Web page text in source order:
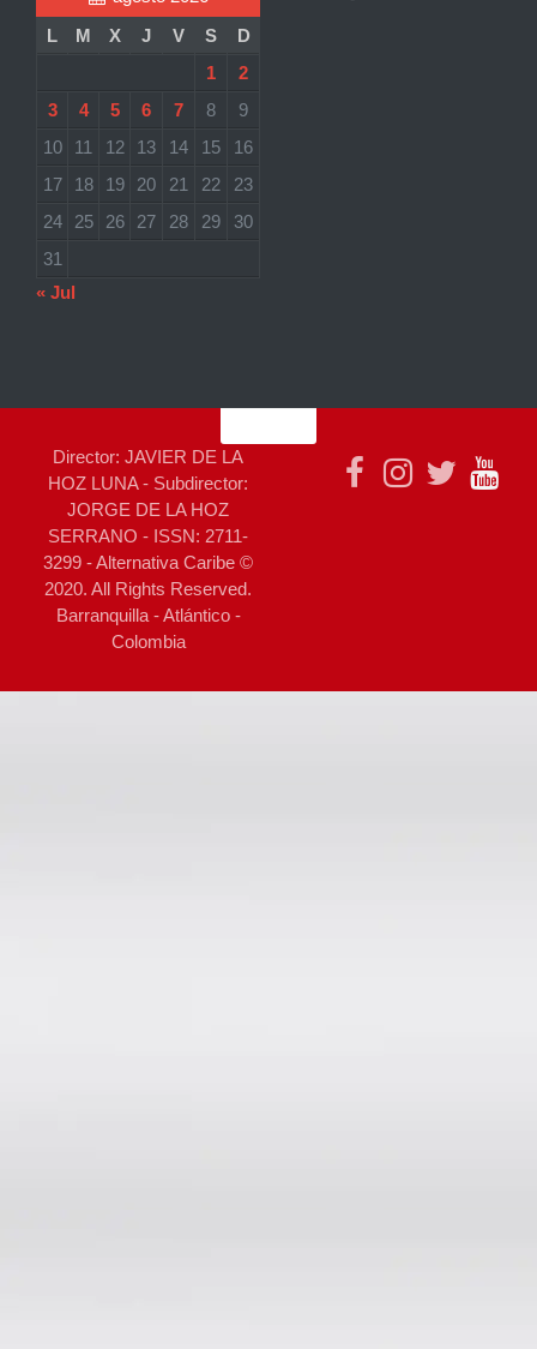
L
M X J V S
D
1
2
3
4 5 6 7 8
9
10
11 12 13 14 15
16
17
18 19 20 21 22
23
24
25 26 27 28 29
30
31
« Jul
Director: JAVIER DE LA
HOZ LUNA - Subdirector:
JORGE DE LA HOZ
SERRANO - ISSN: 2711-
3299 - Alternativa Caribe ©
2020. All Rights Reserved.
Barranquilla - Atlántico -
Colombia